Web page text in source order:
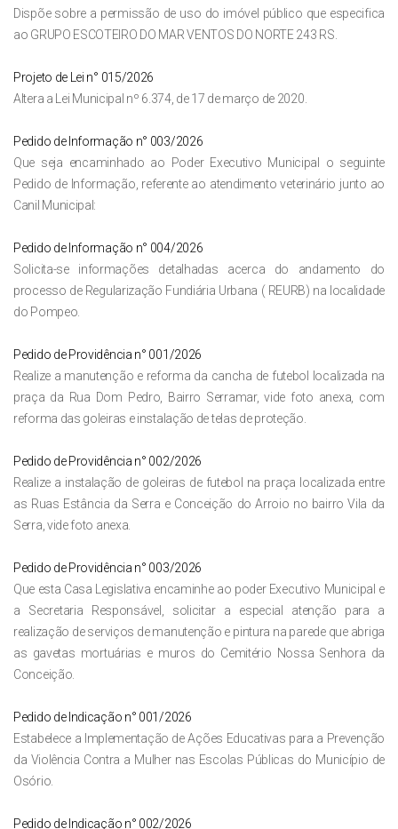
Dispõe sobre a permissão de uso do imóvel público que especifica
ao GRUPO ESCOTEIRO DO MAR VENTOS DO NORTE 243 RS.
Projeto de Lei n° 015/2026
Altera a Lei Municipal nº 6.374, de 17 de março de 2020.
Pedido de Informação n° 003/2026
Que seja encaminhado ao Poder Executivo Municipal o seguinte
Pedido de Informação, referente ao atendimento veterinário junto ao
Canil Municipal:
Pedido de Informação n° 004/2026
Solicita-se informações detalhadas acerca do andamento do
processo de Regularização Fundiária Urbana ( REURB) na localidade
do Pompeo.
Pedido de Providência n° 001/2026
Realize a manutenção e reforma da cancha de futebol localizada na
praça da Rua Dom Pedro, Bairro Serramar, vide foto anexa, com
reforma das goleiras e instalação de telas de proteção.
Pedido de Providência n° 002/2026
Realize a instalação de goleiras de futebol na praça localizada entre
as Ruas Estância da Serra e Conceição do Arroio no bairro Vila da
Serra, vide foto anexa.
Pedido de Providência n° 003/2026
Que esta Casa Legislativa encaminhe ao poder Executivo Municipal e
a Secretaria Responsável, solicitar a especial atenção para a
realização de serviços de manutenção e pintura na parede que abriga
as gavetas mortuárias e muros do Cemitério Nossa Senhora da
Conceição.
Pedido de Indicação n° 001/2026
Estabelece a Implementação de Ações Educativas para a Prevenção
da Violência Contra a Mulher nas Escolas Públicas do Município de
Osório.
Pedido de Indicação n° 002/2026